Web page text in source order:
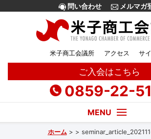
問い合わせ メルマガ
米子商工会議所 アクセス サ
ご入会はこちら
0859-22-
経営・創業相談
ホーム > >